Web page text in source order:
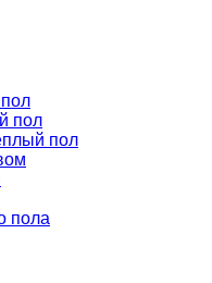
пол
пол
пола